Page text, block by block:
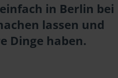
in Berlin bei
lassen und
Dinge haben.